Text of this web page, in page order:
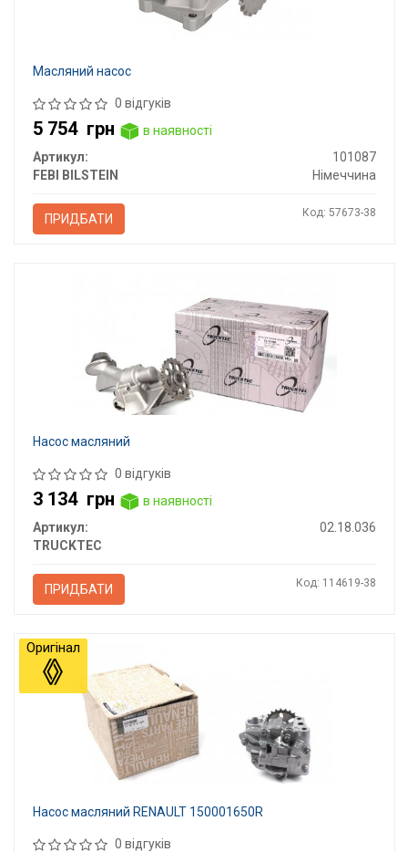
Масляний насос
0 відгуків
5 754 грн
в наявності
Артикул:
101087
FEBI BILSTEIN
Німеччина
ПРИДБАТИ Код: 57673-38
Насос масляний
0 відгуків
3 134 грн
в наявності
Артикул:
02.18.036
TRUCKTEC
ПРИДБАТИ Код: 114619-38
Насос масляний RENAULT 150001650R
0 відгуків
Оригінал